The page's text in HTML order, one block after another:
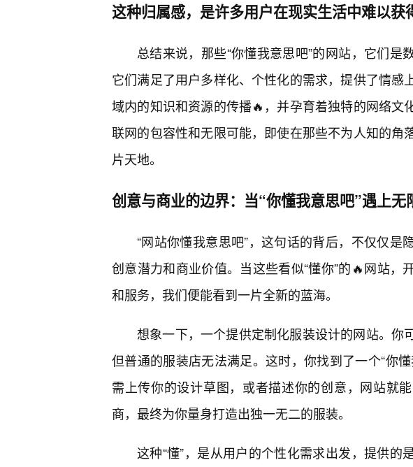
这种归属感，是许多用户在现实生活中难以获
总结来说，那些“你懂我意思吧”的网站，它们是
它们满足了用户多样化、个性化的需求，提供了情感
域内的知识和资源的传播🔥，并孕育着独特的网络文
联网的包容性和无限可能，即使在那些不为人知的角
片天地。
创意与商业的边界：当“你懂我意思吧”遇上无
“网站你懂我意思吧”，这句话的背后，不仅仅是
创意潜力和商业价值。当这些看似“懂你”的🔥网站，
和服务，我们便能看到一片全新的蓝海。
想象一下，一个提供定制化服装设计的网站。你
但普通的服装店无法满足。这时，你找到了一个“你
需上传你的设计草图，或者描述你的创意，网站就
商，最终为你量身打造出独一无二的服装。
这种“懂”，是从用户的个性化需求出发，提供的